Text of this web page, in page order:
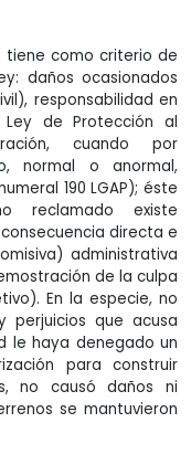
tiene como criterio de
daños ocasionados
responsabilidad en
de Protección al
cuando por
normal o anormal,
190 LGAP); éste
existe
directa e
administrativa
de la culpa
En la especie, no
perjuicios que acusa
le haya denegado un
para construir
no causó daños ni
se mantuvieron